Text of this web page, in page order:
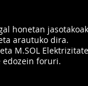
honetan
arautuko dira.
M.SOL
edozein foruri.